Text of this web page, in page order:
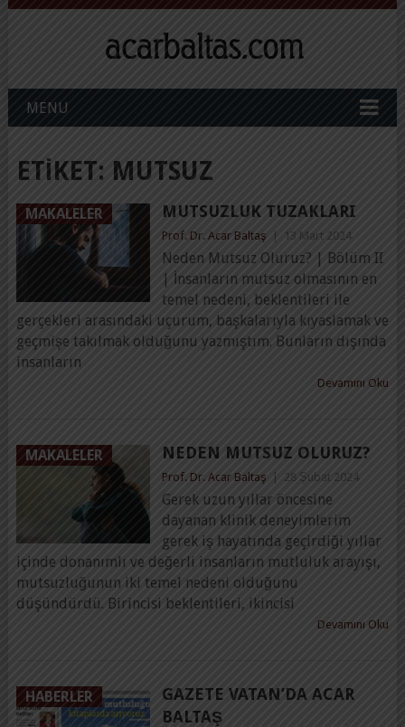
MENU
ETIKET: MUTSUZ
MAKALELER MUTSUZLUK TUZAKLARI
Prof. Dr. Acar Baltaş 13 Mart 2024
Neden Mutsuz Oluruz? | Bölüm II
| İnsanların mutsuz olmasının en
temel nedeni, beklentileri ile
gerçekleri arasındaki uçurum, başkalarıyla kıyaslamak ve
geçmişe takılmak olduğunu yazmıştım. Bunların dışında
insanların
Devamını Oku
MAKALELER NEDEN MUTSUZ OLURUZ?
Prof. Dr. Acar Baltaş 28 Şubat 2024
Gerek uzun yıllar öncesine
dayanan klinik deneyimlerim
gerek iş hayatında geçirdiği yıllar
içinde donanımlı ve değerli insanların mutluluk arayışı,
mutsuzluğunun iki temel nedeni olduğunu
düşündürdü. Birincisi beklentileri, ikincisi
Devamını Oku
HABERLER
GAZETE VATAN’DA ACAR
BALTAŞ